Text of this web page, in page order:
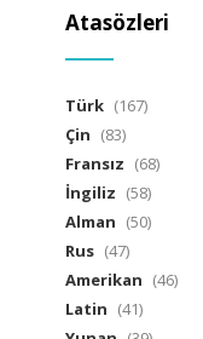
Atasözleri
Türk (167)
Çin (83)
Fransız (68)
İngiliz (58)
Alman (50)
Rus (47)
Amerikan (46)
Latin (41)